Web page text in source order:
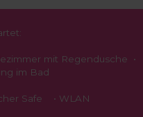
mit Regendusche •
im Bad
Safe • WLAN